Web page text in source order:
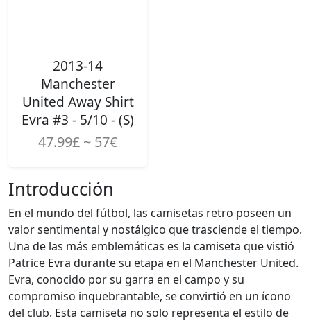
2013-14
Manchester
United Away Shirt
Evra #3 - 5/10 - (S)
47.99£ ~ 57€
Introducción
En el mundo del fútbol, las camisetas retro poseen un
valor sentimental y nostálgico que trasciende el tiempo.
Una de las más emblemáticas es la camiseta que vistió
Patrice Evra durante su etapa en el Manchester United.
Evra, conocido por su garra en el campo y su
compromiso inquebrantable, se convirtió en un ícono
del club. Esta camiseta no solo representa el estilo de